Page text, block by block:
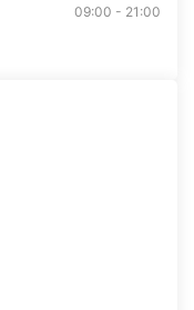
09:00 - 21:00